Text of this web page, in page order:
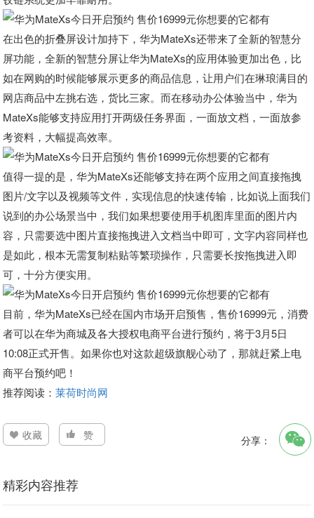
在出色的折叠屏设计加持下，华为MateXs还带来了全新的智慧分
屏功能，全新的智慧分屏让华为MateXs的应用体验更加出色，比
如在网购的时候能够展示更多的商品信息，让用户们在琳琅满目的
网店商品中左挑右选，货比三家。而在移动办公体验当中，华为
MateXs能够支持应用打开两级任务界面，一面放文档，一面放参
考资料，大幅提高效率。
值得一提的是，华为MateXs还能够支持在两个应用之间直接拖拽
图片/文字以及视频等文件，实现信息的快速传输，比如说上面我们
说到的办公场景当中，我们如果想要使用手机图库里面的图片内
容，只需要选中图片直接拖拽进入文档当中即可，文字内容同样也
是如此，根本无需复制粘贴等繁琐操作，只需要长按拖拽进入即
可，十分方便实用。
目前，华为MateXs已经在国内市场开启预售，售价16999元，消费
者可以在华为商城及各大授权电商平台进行预约，将于3月5日
10:08正式开售。如果你也对这款超级旗舰心动了，那就赶紧上电
商平台预约吧！
推荐阅读：莱荷时尚网
收藏 赞 分享：
精彩内容推荐